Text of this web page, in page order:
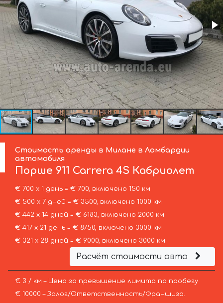
Стоимость аренды в Милане в Ломбардии
автомобиля
Порше 911 Carrera 4S Кабриолет
€ 700 х 1 день = € 700, включено 150 км
€ 500 х 7 дней = € 3500, включено 1000 км
€ 442 х 14 дней = € 6183, включено 2000 км
€ 417 х 21 день = € 8750, включено 3000 км
€ 321 х 28 дней = € 9000, включено 3000 км
Расчёт стоимости авто
€ 3 / км – Цена за превышение лимита по пробегу
€ 10000 – Залог/Ответственность/Франшиза.